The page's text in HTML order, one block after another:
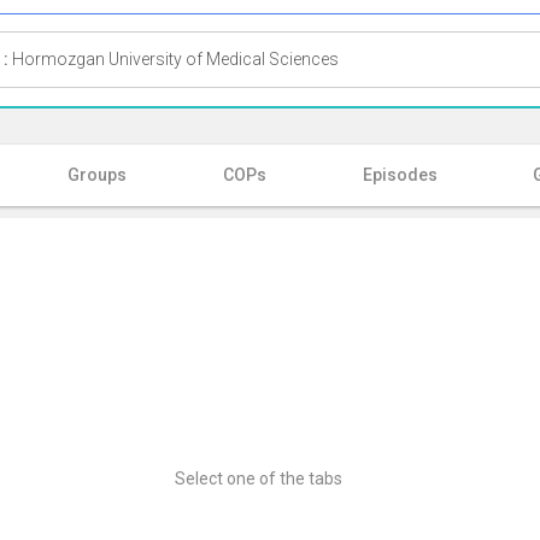
Hormozgan University of Medical Sciences
Groups COPs Episodes
Select one of the tabs